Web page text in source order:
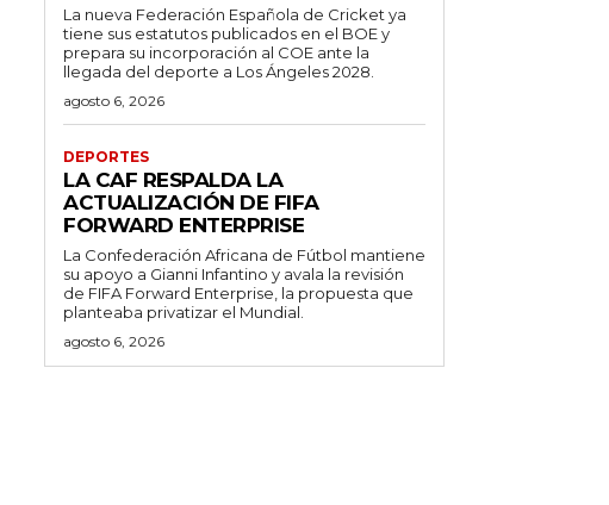
La nueva Federación Española de Cricket ya
tiene sus estatutos publicados en el BOE y
prepara su incorporación al COE ante la
llegada del deporte a Los Ángeles 2028.
agosto 6, 2026
DEPORTES
LA CAF RESPALDA LA
ACTUALIZACIÓN DE FIFA
FORWARD ENTERPRISE
La Confederación Africana de Fútbol mantiene
su apoyo a Gianni Infantino y avala la revisión
de FIFA Forward Enterprise, la propuesta que
planteaba privatizar el Mundial.
agosto 6, 2026